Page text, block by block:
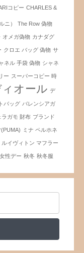
コピー CHARLES &
ニ） The Row 偽物
オメガ偽物 カナダグ
クロエ バッグ 偽物 サ
ネル 手袋 偽物 シャネ
ー スーパーコピー 時
オール デ
バッグ バレンシアガ
ラガモ 財布 ブランド
ミナ ペルホネ
ルイヴィトン マフラー
性デー 秋冬 秋冬服